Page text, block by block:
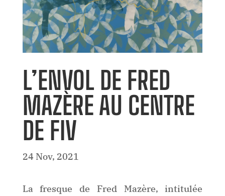
L’ENVOL DE FRED
MAZÈRE AU CENTRE
DE FIV
24 Nov, 2021
La fresque de Fred Mazère, intitulée